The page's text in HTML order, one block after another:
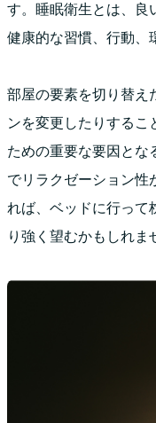
す。睡眠衛生とは、良
健康的な習慣、行動、
部屋の要素を切り替え
ンを変更したりするこ
ための重要な要因とな
でリラクゼーション性
れば、ベッドに行って
り強く望むかもしれま